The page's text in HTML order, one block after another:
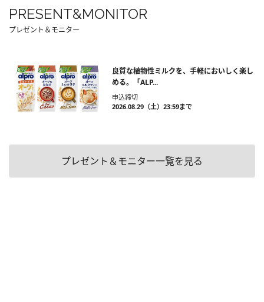
PRESENT&MONITOR
プレゼント＆モニター
良質な植物性ミルクを、手軽においしく楽し
める。「ALP...
申込締切
2026.08.29（土）23:59まで
プレゼント＆モニター一覧を見る